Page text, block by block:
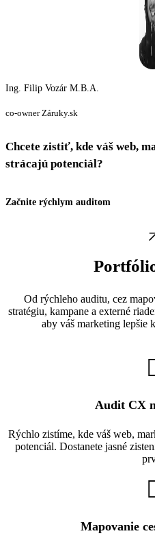
Ing. Filip Vozár M.B.A.
co-owner Záruky.sk
Chcete zistiť, kde váš web,
strácajú potenciál?
Začnite rýchlym auditom
Od rýchleho auditu, cez
stratégiu, kampane a externé
aby váš marketing lepšie
Audit CX
Rýchlo zistíme, kde váš web,
potenciál. Dostanete jasné
Mapovanie